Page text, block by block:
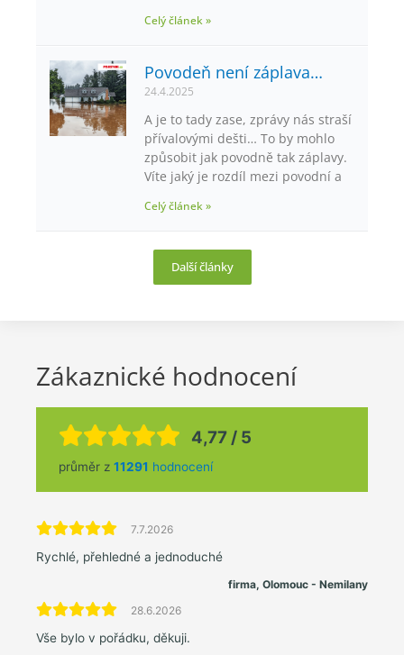
Celý článek »
Povodeň není záplava…
24.4.2025
A je to tady zase, zprávy nás straší
přívalovými dešti… To by mohlo
způsobit jak povodně tak záplavy.
Víte jaký je rozdíl mezi povodní a
Celý článek »
Další články
Zákaznické hodnocení
4,77 / 5
průměr z 11291 hodnocení
7.7.2026
Rychlé, přehledné a jednoduché
firma, Olomouc - Nemilany
28.6.2026
Vše bylo v pořádku, děkuji.